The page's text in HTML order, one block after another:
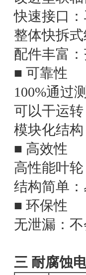
快速接口
整体快拆
配件丰富
■ 可靠性
100%通过
可以干运
模块化结
■ 高效性
高性能叶
结构简单
■ 环保性
无泄漏：
三 耐腐蚀